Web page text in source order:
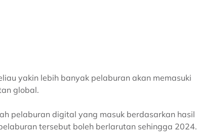
yakin lebih banyak pelaburan akan memasuki
global.
pelaburan digital yang masuk berdasarkan hasil
tersebut boleh berlarutan sehingga 2024.